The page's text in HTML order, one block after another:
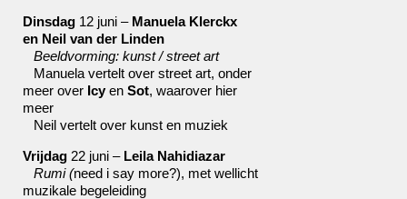
Dinsdag 12 juni – Manuela Klerckx
en Neil van der Linden
Beeldvorming: kunst / street art
Manuela vertelt over street art, onder
meer over Icy en Sot, waarover hier
meer
Neil vertelt over kunst en muziek
Vrijdag 22 juni – Leila Nahidiazar
Rumi (need i say more?), met wellicht
muzikale begeleiding